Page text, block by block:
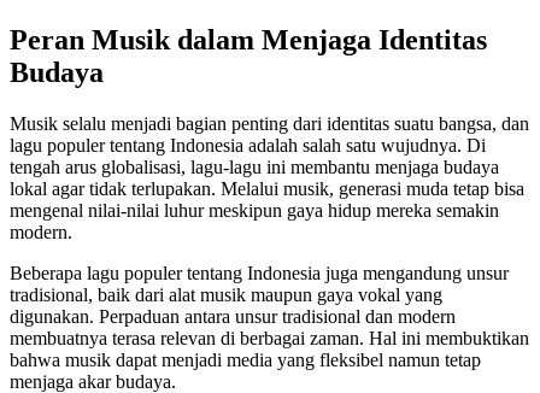
Peran Musik dalam Menjaga Identitas
Budaya
Musik selalu menjadi bagian penting dari identitas suatu bangsa, dan
lagu populer tentang Indonesia adalah salah satu wujudnya. Di
tengah arus globalisasi, lagu-lagu ini membantu menjaga budaya
lokal agar tidak terlupakan. Melalui musik, generasi muda tetap bisa
mengenal nilai-nilai luhur meskipun gaya hidup mereka semakin
modern.
Beberapa lagu populer tentang Indonesia juga mengandung unsur
tradisional, baik dari alat musik maupun gaya vokal yang
digunakan. Perpaduan antara unsur tradisional dan modern
membuatnya terasa relevan di berbagai zaman. Hal ini membuktikan
bahwa musik dapat menjadi media yang fleksibel namun tetap
menjaga akar budaya.